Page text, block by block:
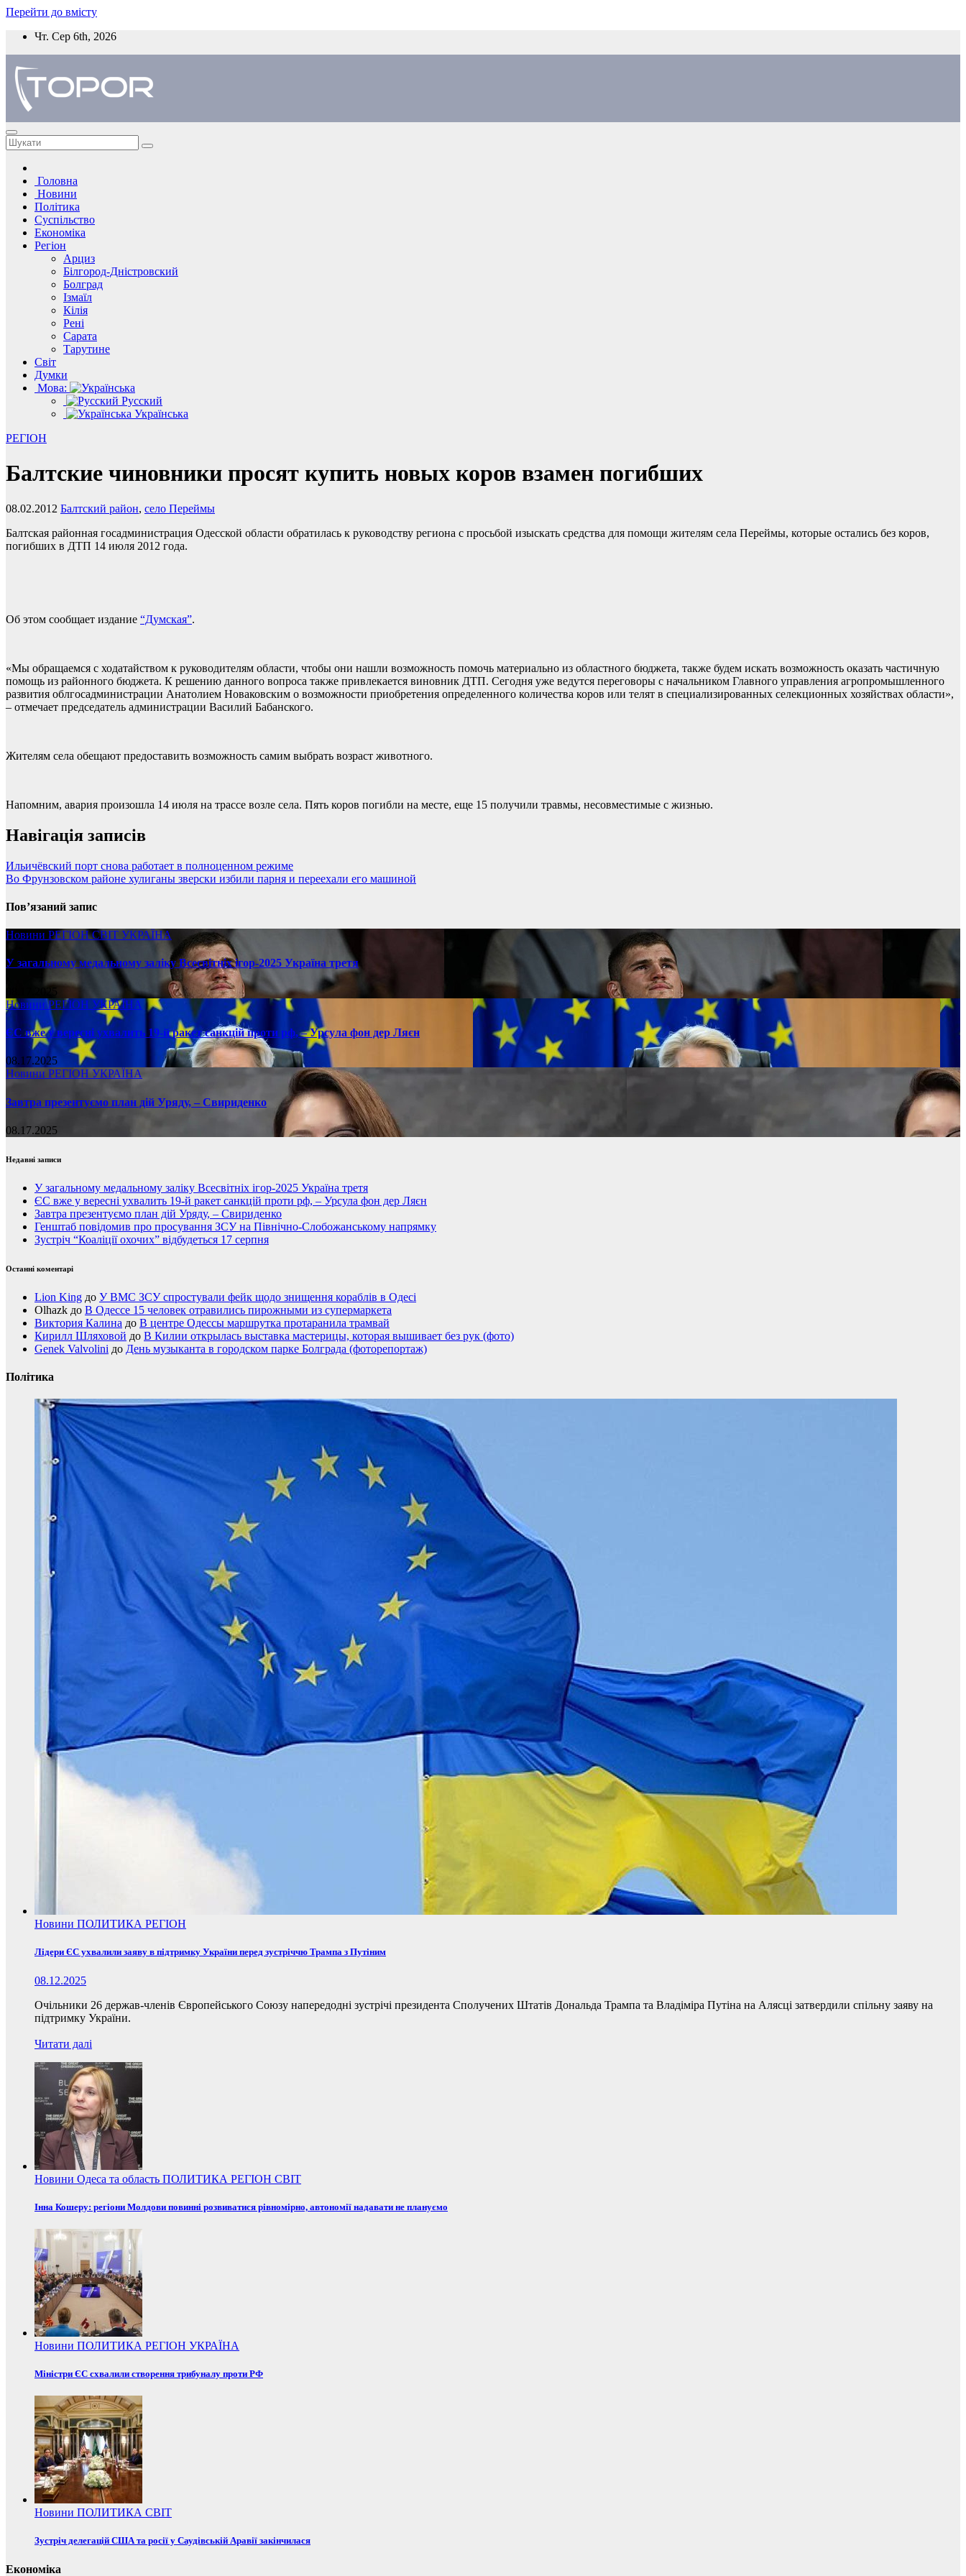
Перейти до вмісту
Чт. Сер 6th, 2026
Головна
Новини
Політика
Суспільство
Економіка
Регіон
Арциз
Білгород-Дністровский
Болград
Ізмаїл
Кілія
Рені
Сарата
Тарутине
Світ
Думки
Мова:
Русский
Українська
РЕГІОН
Балтские чиновники просят купить новых коров взамен погибших
08.02.2012 Балтский район, село Переймы
Балтская районная госадминистрация Одесской области обратилась к руководству региона с просьбой изыскать средства для помощи жителям села Переймы, которые остались без коров,
погибших в ДТП 14 июля 2012 года.
Об этом сообщает издание “Думская”.
«Мы обращаемся с ходатайством к руководителям области, чтобы они нашли возможность помочь материально из областного бюджета, также будем искать возможность оказать частичную
помощь из районного бюджета. К решению данного вопроса также привлекается виновник ДТП. Сегодня уже ведутся переговоры с начальником Главного управления агропромышленного
развития облгосадминистрации Анатолием Новаковским о возможности приобретения определенного количества коров или телят в специализированных селекционных хозяйствах области»,
– отмечает председатель администрации Василий Бабанского.
Жителям села обещают предоставить возможность самим выбрать возраст животного.
Напомним, авария произошла 14 июля на трассе возле села. Пять коров погибли на месте, еще 15 получили травмы, несовместимые с жизнью.
Навігація записів
Ильичёвский порт снова работает в полноценном режиме
Во Фрунзовском районе хулиганы зверски избили парня и переехали его машиной
Пов’язаний запис
Новини РЕГІОНСВІТ УКРАЇНА
У загальному медальному заліку Всесвітніх ігор-2025 Україна третя
08.17.2025
НовиниРЕГІОН УКРАЇНА
ЄС вже у вересні ухвалить 19-й ракет санкцій проти рф, – Урсула фон дер Ляєн
08.17.2025
Новини РЕГІОН УКРАЇНА
Завтра презентуємо план дій Уряду, – Свириденко
08.17.2025
Недавні записи
У загальному медальному заліку Всесвітніх ігор-2025 Україна третя
ЄС вже у вересні ухвалить 19-й ракет санкцій проти рф, – Урсула фон дер Ляєн
Завтра презентуємо план дій Уряду, – Свириденко
Генштаб повідомив про просування ЗСУ на Північно-Слобожанському напрямку
Зустріч “Коаліції охочих” відбудеться 17 серпня
Останні коментарі
Lion King до У ВМС ЗСУ спростували фейк щодо знищення кораблів в Одесі
Olhazk до В Одессе 15 человек отравились пирожными из супермаркета
Виктория Калина до В центре Одессы маршрутка протаранила трамвай
Кирилл Шляховой до В Килии открылась выставка мастерицы, которая вышивает без рук (фото)
Genek Valvolini до День музыканта в городском парке Болграда (фоторепортаж)
Політика
Новини ПОЛИТИКА РЕГІОН
Лідери ЄС ухвалили заяву в підтримку України перед зустріччю Трампа з Путіним
08.12.2025
Очільники 26 держав-членів Європейського Союзу напередодні зустрічі президента Сполучених Штатів Дональда Трампа та Владіміра Путіна на Алясці затвердили спільну заяву на
підтримку України.
Читати далі
Новини Одеса та область ПОЛИТИКА РЕГІОН СВІТ
Інна Кошеру: регіони Молдови повинні розвиватися рівномірно, автономії надавати не плануємо
Новини ПОЛИТИКА РЕГІОН УКРАЇНА
Міністри ЄС схвалили створення трибуналу проти РФ
Новини ПОЛИТИКА СВІТ
Зустріч делегацій США та росії у Саудівській Аравії закінчилася
Економіка